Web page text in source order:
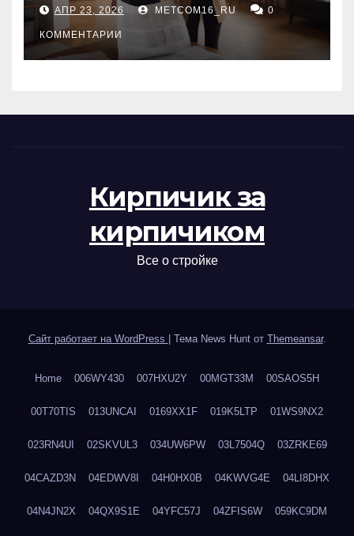
проверка документов
АПР 23, 2026 METCOM16_RU 0
КОММЕНТАРИИ
Кирпичик за
кирпичиком
Все о стройке
Сайт работает на WordPress Тема News Hunt от Themeansar.
Home 006WY430 007HXU2Y 00MGT33M 00SAOS5H
00T70TIS 013UNCAI 0169XX1F 019K5LTP 01WS9NX2
023RN4UI 02SKVUL3 034UW6PW 03L7504Q 03ZRKE69
04CAZD3N 04EDWV8I 04H0HX0B 04KWVG4E 04LI8DHX
04N4JN2X 04QX9S1E 04YFC57J 04ZFIS6W 059KC9DM